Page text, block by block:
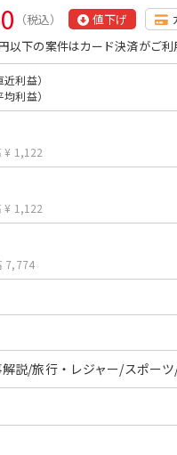
（税込） 値下げ
以下の案件はカード決済がご利
近利益）
均利益）
¥ 1,122
¥ 1,122
7,774
説/旅行・レジャー/スポー